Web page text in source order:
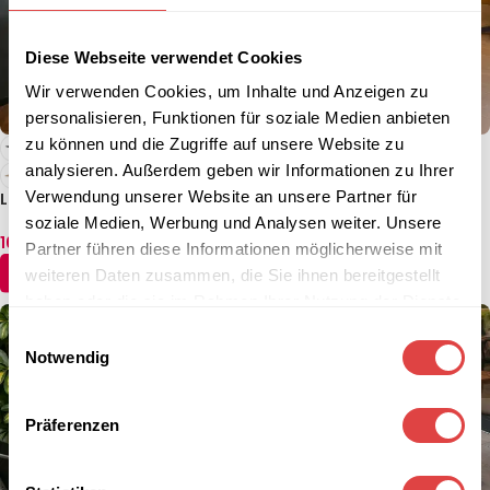
Diese Webseite verwendet Cookies
Wir verwenden Cookies, um Inhalte und Anzeigen zu
personalisieren, Funktionen für soziale Medien anbieten
zu können und die Zugriffe auf unsere Website zu
analysieren. Außerdem geben wir Informationen zu Ihrer
Verwendung unserer Website an unsere Partner für
soziale Medien, Werbung und Analysen weiter. Unsere
Partner führen diese Informationen möglicherweise mit
weiteren Daten zusammen, die Sie ihnen bereitgestellt
Einwilligungsauswahl
Notwendig
Präferenzen
Laminat Tischplatte 18mm –
Rechteckig
16,60€–93,95€ (inkl. MwSt.)
AUSFÜHRUNG WÄHLEN
Indoor Tischplatte Furnierte
– 39mm
97,52€ –267,69€(inkl. MwSt.)
AUSFÜHRUNG WÄHLEN